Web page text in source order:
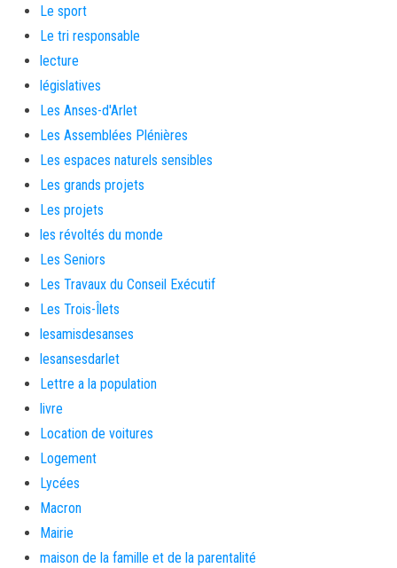
Le sport
Le tri responsable
lecture
législatives
Les Anses-d'Arlet
Les Assemblées Plénières
Les espaces naturels sensibles
Les grands projets
Les projets
les révoltés du monde
Les Seniors
Les Travaux du Conseil Exécutif
Les Trois-Îlets
lesamisdesanses
lesansesdarlet
Lettre a la population
livre
Location de voitures
Logement
Lycées
Macron
Mairie
maison de la famille et de la parentalité